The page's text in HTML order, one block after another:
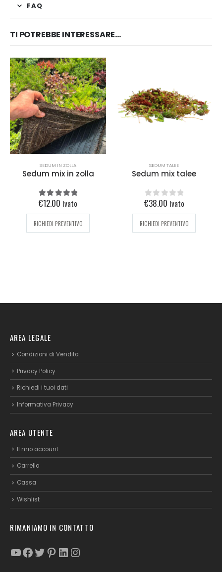
FAQ
TI POTREBBE INTERESSARE…
SEDUM IN ZOLLA
Sedum mix in zolla
5.00out of 5
€12.00 Ivato
RICHIEDI PREVENTIVO
SEDUM TALEE
Sedum mix talee
0out of 5
€38.00 Ivato
RICHIEDI PREVENTIVO
AREA LEGALE
Condizioni di Vendita
Privacy Policy
Richiedi i tuoi dati
Informativa Privacy
AREA UTENTE
Il mio account
Carrello
Cassa
Wishlist
RIMANIAMO IN CONTATTO
YouTube
Facebook
Twitter
Pinterest
LinkedIn
Instagram